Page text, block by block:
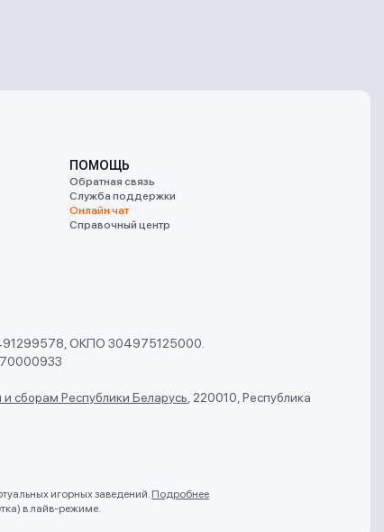
ПОМОЩЬ
Обратная связь
Служба поддержки
Онлайн чат
Справочный центр
ОКПО 304975125000.
сборам Республики Беларусь 220010, Республика
игорных заведений. Подробнее
в лайв-режиме.